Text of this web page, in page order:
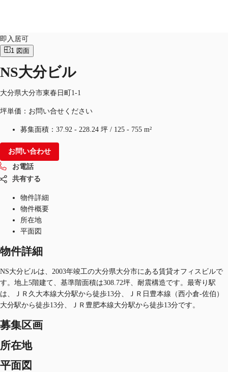
オフィス・事務所
倉庫・物流センター
地図検索
記事
仲介会社様はこちらへ
お気に入り
JP
お電話 お問合せ
即入居可
1 図面
NS大分ビル
大分県大分市東春日町1-1
坪単価：お問い合せください
募集面積： 37.92 - 228.24 坪 / 125 - 755 m²
お問い合わせ
お電話
共有する
物件詳細
物件概要
所在地
平面図
物件詳細
NS大分ビルは、2003年竣工の大分県大分市にある賃貸オフィスビルで
す。地上5階建て、基準階面積は308.72坪、耐震構造です。最寄り駅
は、ＪＲ久大本線大分駅から徒歩13分、ＪＲ日豊本線（西小倉-佐伯）
大分駅から徒歩13分、ＪＲ豊肥本線大分駅から徒歩13分です。
募集区画
所在地
平面図